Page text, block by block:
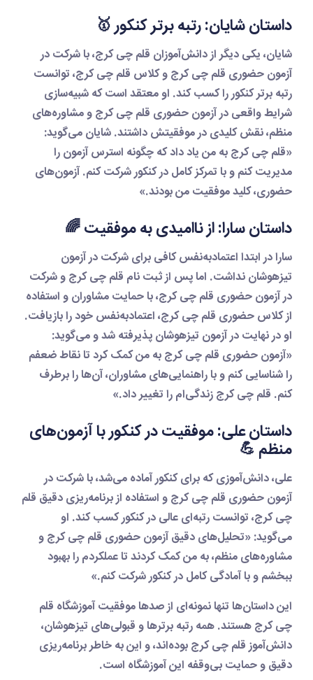
داستان شایان: رتبه برتر کنکور 🥇
شایان، یکی دیگر از دانش‌آموزانقلم چی کرج، با شرکت در
آزمون حضوری قلم چی کرجوکلاس قلم چی کرج، توانست
رتبه برتر کنکور را کسب کند. او معتقد است که شبیه‌سازی
شرایط واقعی درآزمون حضوری قلم چی کرجو مشاوره‌های
منظم، نقش کلیدی در موفقیتش داشتند. شایان می‌گوید:
قلم چی کرجبه من یاد داد که چگونه استرس آزمون را
مدیریت کنم و با تمرکز کامل در کنکور شرکت کنم. آزمون‌های
حضوری، کلید موفقیت من بودند.»
داستان سارا: از ناامیدی به موفقیت 🌈
سارا در ابتدا اعتمادبه‌نفس کافی برای شرکت در آزمون
تیزهوشان نداشت. اما پس ازثبت نام قلم چی کرجو شرکت
آزمون حضوری قلم چی کرج، با حمایت مشاوران و استفاده
کلاس حضوری قلم چی کرج، اعتمادبه‌نفس خود را بازیافت.
او در نهایت در آزمون تیزهوشان پذیرفته شد و می‌گوید:
آزمون حضوری قلم چی کرجبه من کمک کرد تا نقاط ضعفم
را شناسایی کنم و با راهنمایی‌های مشاوران، آن‌ها را برطرف
کنم.قلم چی کرجزندگی‌ام را تغییر داد.»
داستان علی: موفقیت در کنکور با آزمون‌های
منظم 💪
علی، دانش‌آموزی که برای کنکور آماده می‌شد، با شرکت در
آزمون حضوری قلم چی کرجو استفاده ازبرنامه‌ریزی دقیق قلم
چی کرج، توانست رتبه‌ای عالی در کنکور کسب کند. او
می‌گوید: «تحلیل‌های دقیقآزمون حضوری قلم چی کرجو
مشاوره‌های منظم، به من کمک کردند تا عملکردم را بهبود
ببخشم و با آمادگی کامل در کنکور شرکت کنم.»
این داستان‌ها تنها نمونه‌ای از صدها موفقیتآموزشگاه قلم
چی کرجهستند. همه رتبه برترها و قبولی‌های تیزهوشان،
دانش‌آموزقلم چی کرجبوده‌اند، و این به خاطر برنامه‌ریزی
دقیق و حمایت بی‌وقفه این آموزشگاه است.